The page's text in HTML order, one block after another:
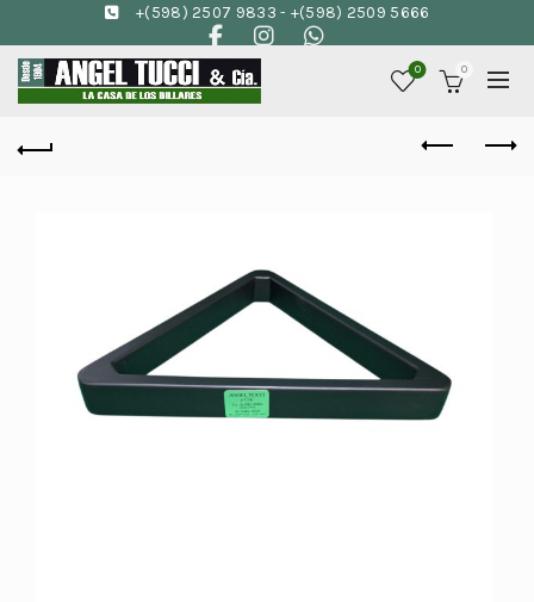
+(598) 2507 9833 - +(598) 2509 5666
0 0